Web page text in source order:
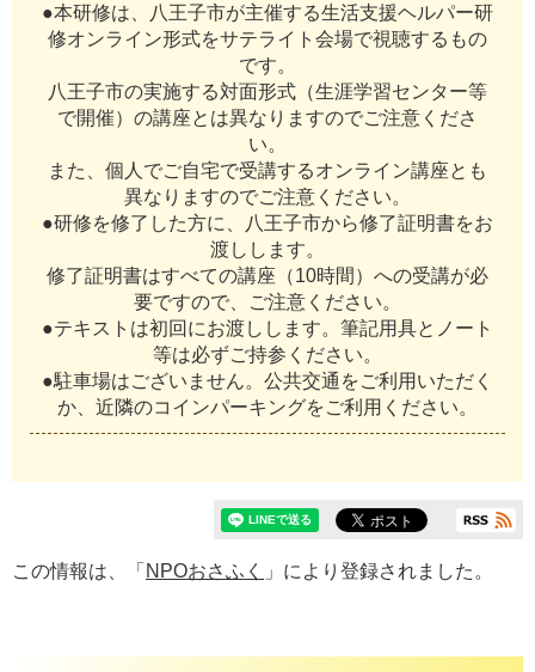
●本研修は、八王子市が主催する生活支援ヘルパー研
修オンライン形式をサテライト会場で視聴するもの
です。
八王子市の実施する対面形式（生涯学習センター等
で開催）の講座とは異なりますのでご注意くださ
い。
また、個人でご自宅で受講するオンライン講座とも
異なりますのでご注意ください。
●研修を修了した方に、八王子市から修了証明書をお
渡しします。
修了証明書はすべての講座（10時間）への受講が必
要ですので、ご注意ください。
●テキストは初回にお渡しします。筆記用具とノート
等は必ずご持参ください。
●駐車場はございません。公共交通をご利用いただく
か、近隣のコインパーキングをご利用ください。
この情報は、「 NPOおさふく 」により登録されました。